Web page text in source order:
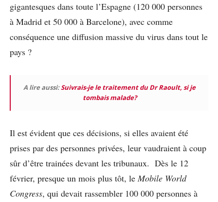
gigantesques dans toute l’Espagne (120 000 personnes
à Madrid et 50 000 à Barcelone), avec comme
conséquence une diffusion massive du virus dans tout le
pays ?
A lire aussi:Suivrais-je le traitement du Dr Raoult, si je
tombais malade?
Il est évident que ces décisions, si elles avaient été
prises par des personnes privées, leur vaudraient à coup
sûr d’être trainées devant les tribunaux. Dès le 12
février, presque un mois plus tôt, leMobile World
Congress, qui devait rassembler 100 000 personnes à